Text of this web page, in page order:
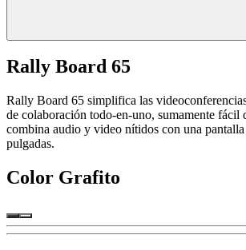
Rally Board 65
Rally Board 65 simplifica las
de colaboración todo-en-uno, sumamente fácil
combina audio y video nítidos con una
pulgadas.
Color Grafito